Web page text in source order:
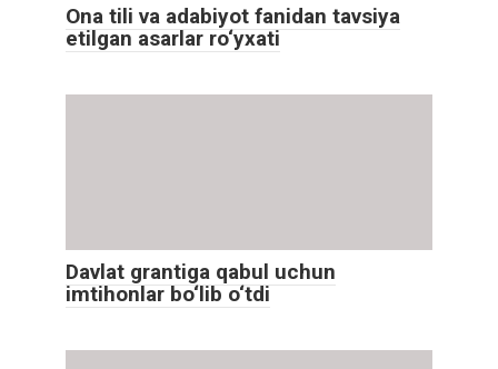
Ona tili va adabiyot fanidan tavsiya
etilgan asarlar ro‘yxati
Davlat grantiga qabul uchun
imtihonlar bo‘lib o‘tdi